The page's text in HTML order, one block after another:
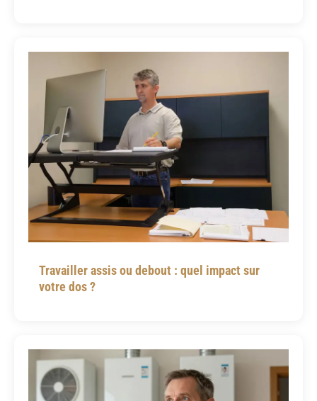
Travailler assis ou debout : quel impact sur
votre dos ?